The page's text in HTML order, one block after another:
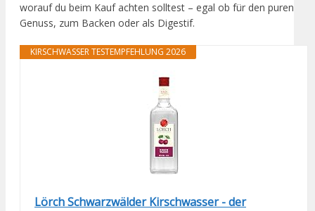
worauf du beim Kauf achten solltest – egal ob für den puren
Genuss, zum Backen oder als Digestif.
KIRSCHWASSER TESTEMPFEHLUNG 2026
Lörch Schwarzwälder Kirschwasser - der